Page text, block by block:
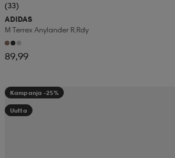
(33)
ADIDAS
M Terrex Anylander R.rdy
89,99
Kampanja -25%
Uutta